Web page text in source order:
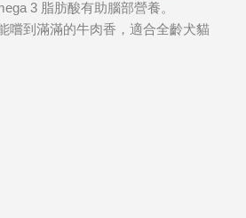
3 脂肪酸有助腦部營養。
嚐到滿滿的牛肉香，適合全齡犬貓